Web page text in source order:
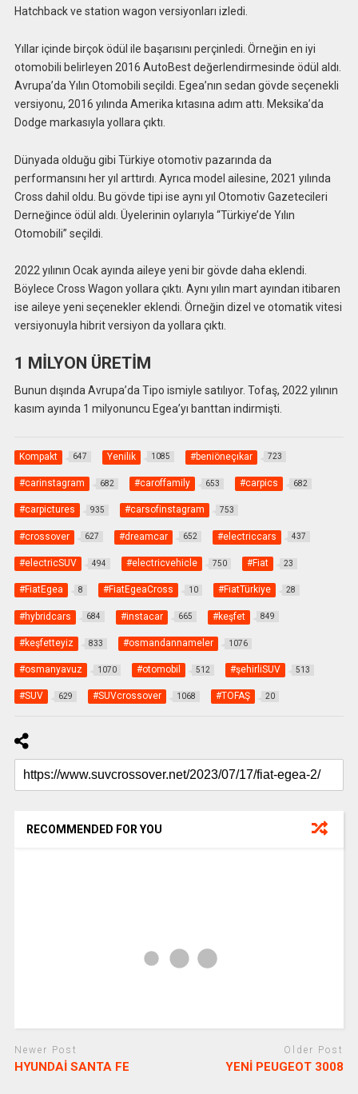
Hatchback ve station wagon versiyonları izledi.
Yıllar içinde birçok ödül ile başarısını perçinledi. Örneğin en iyi
otomobili belirleyen 2016 AutoBest değerlendirmesinde ödül aldı.
Avrupa’da Yılın Otomobili seçildi. Egea’nın sedan gövde seçenekli
versiyonu, 2016 yılında Amerika kıtasına adım attı. Meksika’da
Dodge markasıyla yollara çıktı.
Dünyada olduğu gibi Türkiye otomotiv pazarında da
performansını her yıl arttırdı. Ayrıca model ailesine, 2021 yılında
Cross dahil oldu. Bu gövde tipi ise aynı yıl Otomotiv Gazetecileri
Derneğince ödül aldı. Üyelerinin oylarıyla “Türkiye’de Yılın
Otomobili” seçildi.
2022 yılının Ocak ayında aileye yeni bir gövde daha eklendi.
Böylece Cross Wagon yollara çıktı. Aynı yılın mart ayından itibaren
ise aileye yeni seçenekler eklendi. Örneğin dizel ve otomatik vitesi
versiyonuyla hibrit versiyon da yollara çıktı.
1 MİLYON ÜRETİM
Bunun dışında Avrupa’da Tipo ismiyle satılıyor. Tofaş, 2022 yılının
kasım ayında 1 milyonuncu Egea’yı banttan indirmişti.
Kompakt 647 Yenilik 1085 #beniöneçıkar 723
#carinstagram 682 #caroffamily 653 #carpics 682
#carpictures 935 #carsofinstagram 753
#crossover 627 #dreamcar 652 #electriccars 437
#electricSUV 494 #electricvehicle 750 #Fiat 23
#FiatEgea 8 #FiatEgeaCross 10 #FiatTürkiye 28
#hybridcars 684 #instacar 665 #keşfet 849
#keşfetteyiz 833 #osmandannameler 1076
#osmanyavuz 1070 #otomobil 512 #şehirliSUV 513
#SUV 629 #SUVcrossover 1068 #TOFAŞ 20
RECOMMENDED FOR YOU
Newer Post
HYUNDAİ SANTA FE
Older Post
YENİ PEUGEOT 3008